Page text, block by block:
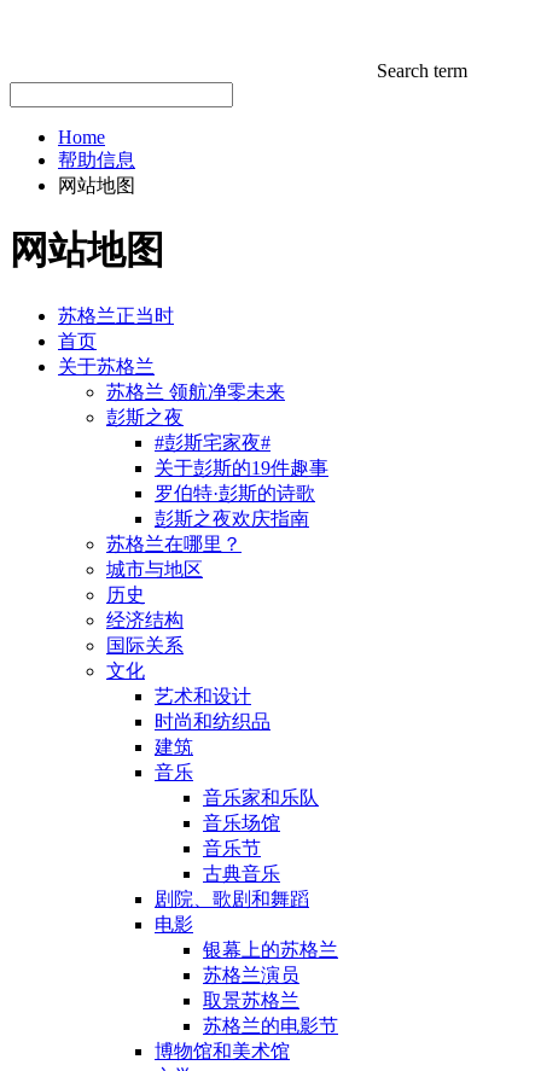
Search term
Home
帮助信息
网站地图
网站地图
苏格兰正当时
首页
关于苏格兰
苏格兰 领航净零未来
彭斯之夜
#彭斯宅家夜#
关于彭斯的19件趣事
罗伯特·彭斯的诗歌
彭斯之夜欢庆指南
苏格兰在哪里？
城市与地区
历史
经济结构
国际关系
文化
艺术和设计
时尚和纺织品
建筑
音乐
音乐家和乐队
音乐场馆
音乐节
古典音乐
剧院、歌剧和舞蹈
电影
银幕上的苏格兰
苏格兰演员
取景苏格兰
苏格兰的电影节
博物馆和美术馆